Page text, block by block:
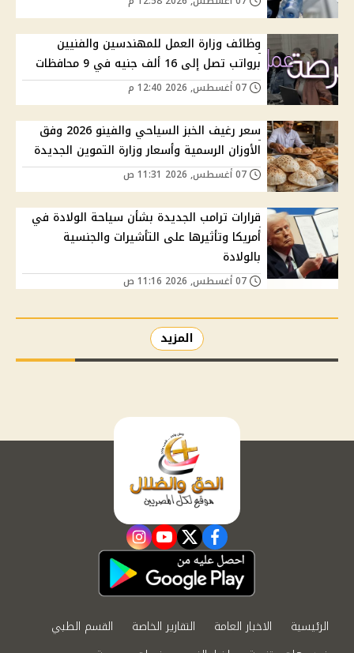
وظائف وزارة العمل للمهندسين والفنيين
برواتب تصل إلى 16 ألف جنيه في 9 محافظات
سعر رغيف الخبز السياحي والفينو 2026 وفق
الأوزان الرسمية وأسعار وزارة التموين الجديدة
قرارات ترامب الجديدة بشأن سياحة الولادة في
أمريكا وتأثيرها على التأشيرات والجنسية
بالولادة
المزيد
facebook
twitter
youtube
instagram
الرئيسية الاخبار العامة التقارير الخاصة
القسم الطبي